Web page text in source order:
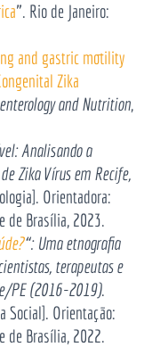
”. Rio de Janeiro:
and gastric motility
Zika
and Nutrition,
Analisando a
Zika Vírus em Recife,
Orientadora:
de Brasília, 2023.
“: Uma etnografia
terapeutas e
PE (2016-2019).
Social]. Orientação:
de Brasília, 2022.